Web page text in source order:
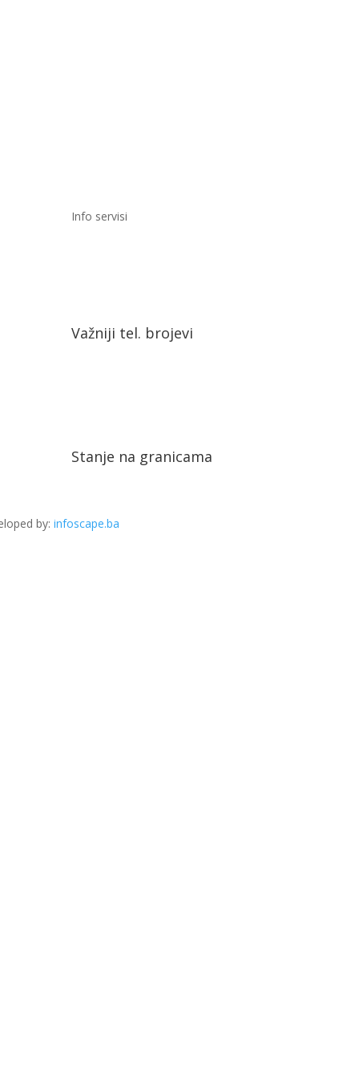
Info servisi
Važniji tel. brojevi
Stanje na granicama
by: infoscape.ba